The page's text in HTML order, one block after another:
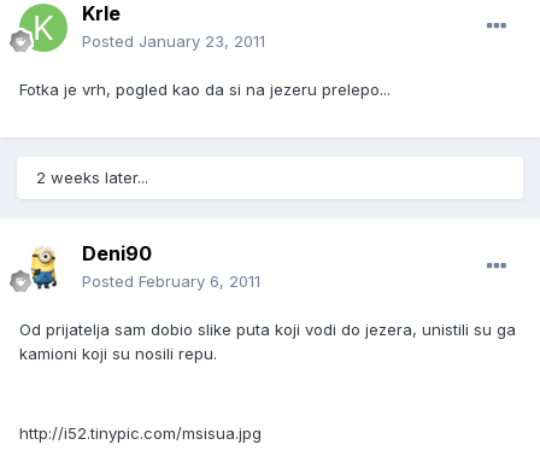
Krle
Posted January 23, 2011
Fotka je vrh, pogled kao da si na jezeru prelepo...
2 weeks later...
Deni90
Posted February 6, 2011
Od prijatelja sam dobio slike puta koji vodi do jezera, unistili su ga
kamioni koji su nosili repu.
http://i52.tinypic.com/msisua.jpg